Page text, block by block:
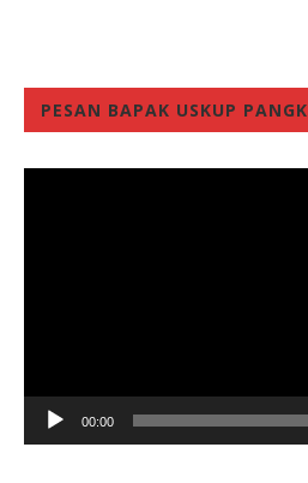
PESAN BAPAK USKUP
00:00